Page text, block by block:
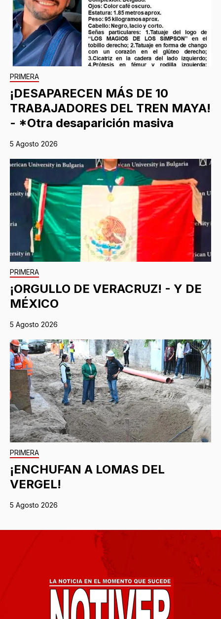
PRIMERA
¡DESAPARECEN MÁS DE 10
TRABAJADORES DEL TREN MAYA!
- *Otra desaparición masiva
5 Agosto 2026
PRIMERA
¡ORGULLO DE VERACRUZ! - Y DE
MÉXICO
5 Agosto 2026
PRIMERA
¡ENCHUFAN A LOMAS DEL
VERGEL!
5 Agosto 2026